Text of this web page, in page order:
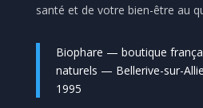
santé et de votre bien-être au
Biophare — boutique
naturels — Bellerive-sur-
1995